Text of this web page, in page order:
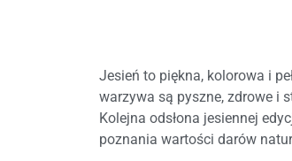
Jesień to piękna, kolorowa i
warzywa są pyszne, zdrowe i
Kolejna odsłona jesiennej
poznania wartości darów